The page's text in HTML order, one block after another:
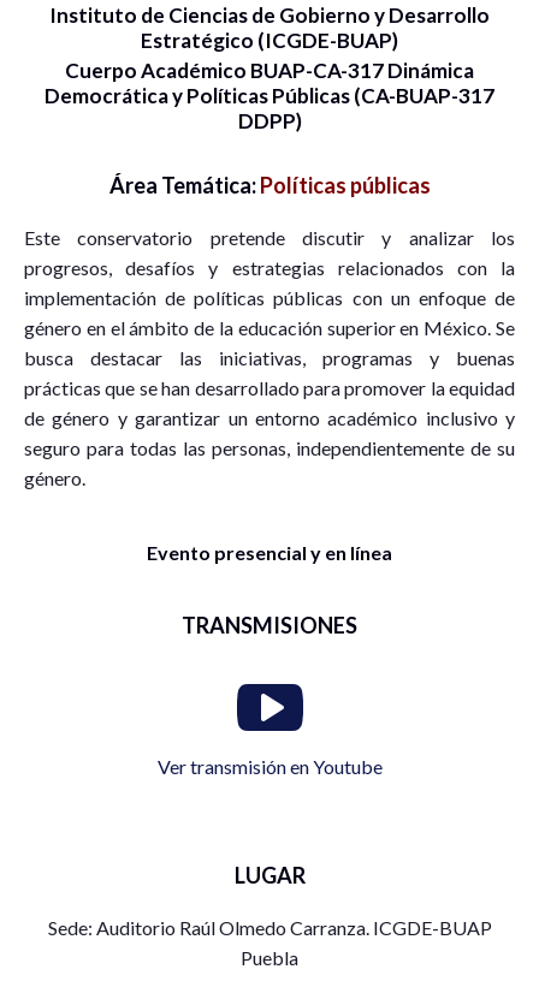
Instituto de Ciencias de Gobierno y Desarrollo
Estratégico (ICGDE-BUAP)
Cuerpo Académico BUAP-CA-317 Dinámica
Democrática y Políticas Públicas (CA-BUAP-317
DDPP)
Área Temática:Políticas públicas
Este conservatorio pretende discutir y analizar los
progresos, desafíos y estrategias relacionados con la
implementación de políticas públicas con un enfoque de
género en el ámbito de la educación superior en México. Se
busca destacar las iniciativas, programas y buenas
prácticas que se han desarrollado para promover la equidad
de género y garantizar un entorno académico inclusivo y
seguro para todas las personas, independientemente de su
género.
Evento presencial y en línea
TRANSMISIONES
Ver transmisión en Youtube
LUGAR
Sede: Auditorio Raúl Olmedo Carranza. ICGDE-BUAP
Puebla